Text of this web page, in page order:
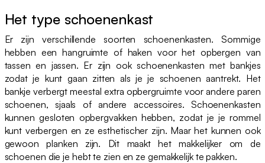
Het type schoenenkast
Er zijn verschillende soorten schoenenkasten. Sommige
hebben een hangruimte of haken voor het opbergen van
tassen en jassen. Er zijn ook schoenenkasten met bankjes
zodat je kunt gaan zitten als je je schoenen aantrekt. Het
bankje verbergt meestal extra opbergruimte voor andere paren
schoenen, sjaals of andere accessoires. Schoenenkasten
kunnen gesloten opbergvakken hebben, zodat je je rommel
kunt verbergen en ze esthetischer zijn. Maar het kunnen ook
gewoon planken zijn. Dit maakt het makkelijker om de
schoenen die je hebt te zien en ze gemakkelijk te pakken.